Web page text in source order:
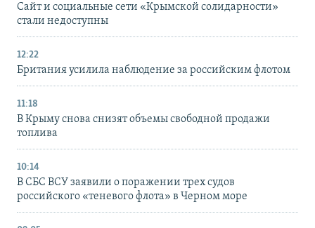
Сайт и социальные сети «Крымской солидарности»
стали недоступны
12:22
Британия усилила наблюдение за российским флотом
11:18
В Крыму снова снизят объемы свободной продажи
топлива
10:14
В СБС ВСУ заявили о поражении трех судов
российского «теневого флота» в Черном море